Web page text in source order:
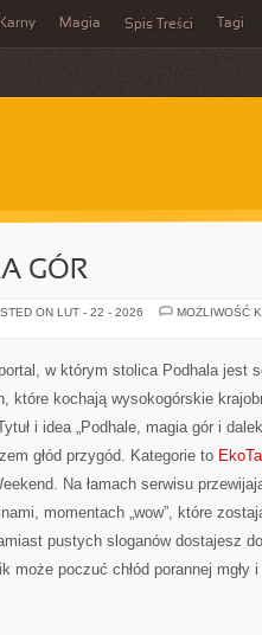
Karny Magia Spis Treści Tagi
GÓR
ON LUT - 22 - 2026
MOŻLIWOŚĆ
w którym stolica Podhala jest
które kochają wysokogórskie
i idea „Podhale, magia gór i
głód przygód. Kategorie to
Na łamach serwisu
momentach „wow”, które
pustych sloganów dostajesz
może poczuć chłód porannej mgły